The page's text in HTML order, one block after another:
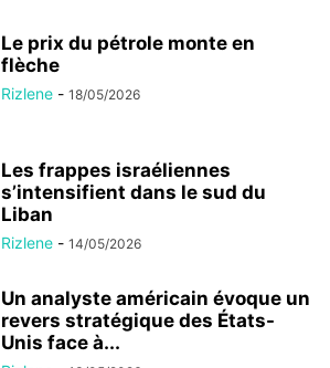
Le prix du pétrole monte en
flèche
Rizlene - 18/05/2026
Les frappes israéliennes
s’intensifient dans le sud du
Liban
Rizlene - 14/05/2026
Un analyste américain évoque un
revers stratégique des États-
Unis face à...